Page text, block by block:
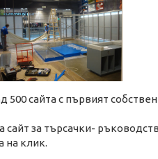
сайта с първият
сайт за търсачки-
на клик.